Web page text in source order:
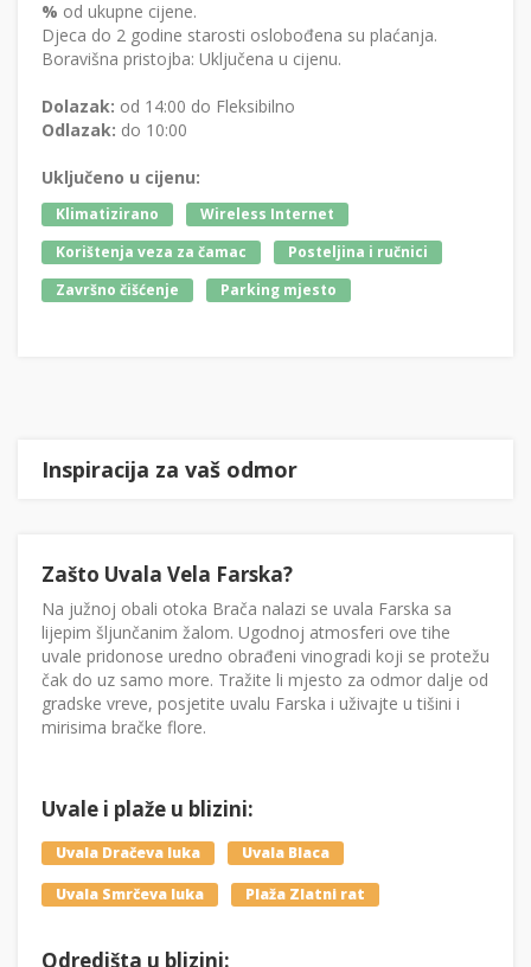
% od ukupne cijene.
Djeca do 2 godine starosti oslobođena su plaćanja.
Boravišna pristojba: Uključena u cijenu.
Dolazak: od 14:00 do Fleksibilno
Odlazak: do 10:00
Uključeno u cijenu:
Klimatizirano
Wireless Internet
Korištenja veza za čamac
Posteljina i ručnici
Završno čišćenje
Parking mjesto
Inspiracija za vaš odmor
Zašto Uvala Vela Farska?
Na južnoj obali otoka Brača nalazi se uvala Farska sa
lijepim šljunčanim žalom. Ugodnoj atmosferi ove tihe
uvale pridonose uredno obrađeni vinogradi koji se protežu
čak do uz samo more. Tražite li mjesto za odmor dalje od
gradske vreve, posjetite uvalu Farska i uživajte u tišini i
mirisima bračke flore.
Uvale i plaže u blizini:
Uvala Dračeva luka Uvala Blaca
Uvala Smrčeva luka Plaža Zlatni rat
Odredišta u blizini: